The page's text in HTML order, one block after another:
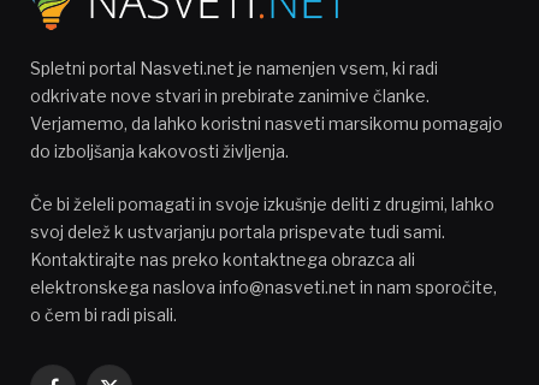
Spletni portal Nasveti.net je namenjen vsem, ki radi
odkrivate nove stvari in prebirate zanimive članke.
Verjamemo, da lahko koristni nasveti marsikomu pomagajo
do izboljšanja kakovosti življenja.
Če bi želeli pomagati in svoje izkušnje deliti z drugimi, lahko
svoj delež k ustvarjanju portala prispevate tudi sami.
Kontaktirajte nas preko kontaktnega obrazca ali
elektronskega naslova info@nasveti.net in nam sporočite,
o čem bi radi pisali.